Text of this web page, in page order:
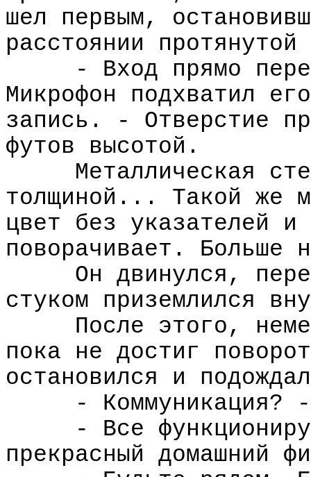
шел первым,
расстоянии
- Вход прямо
Микрофон подхватил
запись. - Отверстие
футов высотой.
Металлическая
толщиной... Такой же
цвет без указателей и
поворачивает. Больше
Он двинулся,
стуком приземлился
После этого,
пока не достиг
остановился и
- Коммуникация?
- Все
прекрасный домашний